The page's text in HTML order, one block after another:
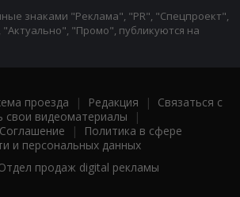
знаками "Реклама", "PR", "Спецпроект",
"Промо", публикуются на
проезда | Редакция | Связаться с
свои видеоматериалы |
|
Политика в сфере
и персональных данных
продаж digital рекламы